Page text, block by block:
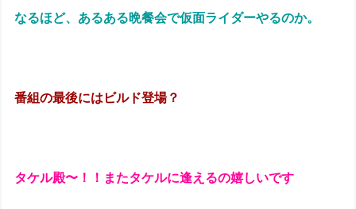
なるほど、あるある晩餐会で仮面ライダーやるのか。
番組の最後にはビルド登場？
タケル殿〜！！またタケルに逢えるの嬉しいです